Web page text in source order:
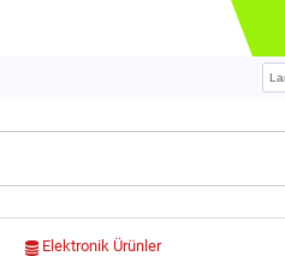
Elektronik Ürünler